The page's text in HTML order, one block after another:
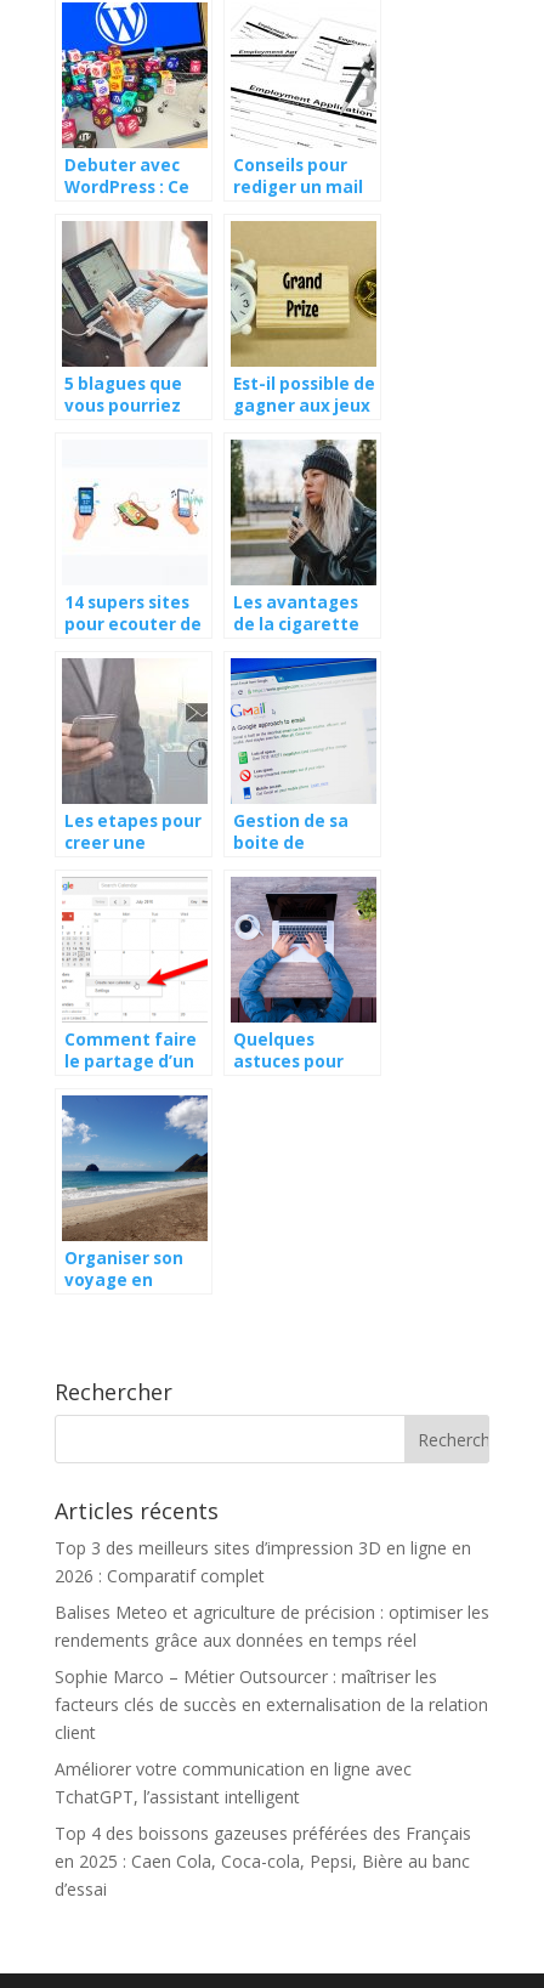
importantes a
souscrire pour
une assurance
habitation ?
adresses
numeriques
Debuter avec
WordPress : Ce
Conseils pour
rediger un mail
5 blagues que
vous pourriez
er avril
Est-il possible de
gagner aux jeux
14 supers sites
pour ecouter de
iOS et Android
Les avantages
de la cigarette
pour arreter le
tabac.
Les etapes pour
creer une
Gestion de sa
boite de
gmail : quelles
sont les
meilleures
astuces ?
Comment faire
le partage d’un
avec une tierce
personne ?
Quelques
astuces pour
Organiser son
voyage en
Rechercher
Articles récents
Top 3 des meilleurs sites d’impression 3D en ligne en
2026 : Comparatif complet
Balises Meteo et agriculture de précision : optimiser les
rendements grâce aux données en temps réel
Sophie Marco – Métier Outsourcer : maîtriser les
facteurs clés de succès en externalisation de la relation
client
Améliorer votre communication en ligne avec
TchatGPT, l’assistant intelligent
Top 4 des boissons gazeuses préférées des Français
en 2025 : Caen Cola, Coca-cola, Pepsi, Bière au banc
d’essai